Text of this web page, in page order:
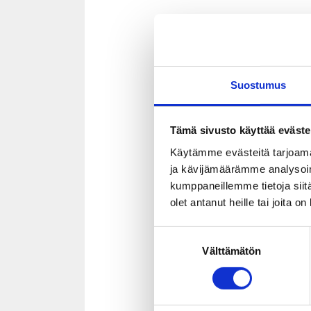
Suostumus
Tämä sivusto käyttää
Käytämme evästeitä
ja kävijämäärämme
kumppaneillemme tietoja
olet antanut heille tai joita
Välttämätön
Täytä
15 min
Kaksi
Ilmoittaudu
Lähetämme